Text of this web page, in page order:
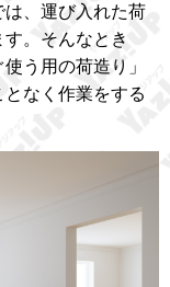
、運び入れた荷
。そんなとき
う用の荷造り」
なく作業をする